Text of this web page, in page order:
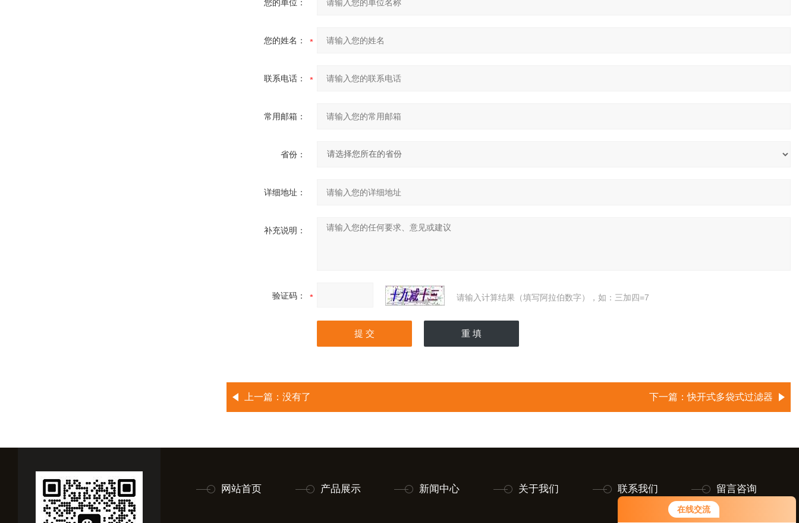
在线交流
您的单位：
您的姓名：
联系电话：
常用邮箱：
省份：
详细地址：
补充说明：
验证码： 请输入计算结果（填写阿拉伯数字），如：三加四=7
上一篇：没有了 下一篇：快开式多袋式过滤器
网站首页 产品展示 新闻中心 关于我们 联系我们 留言咨询